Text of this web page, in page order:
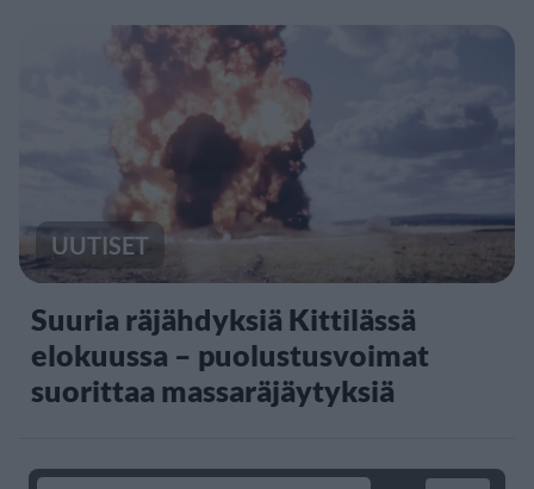
UUTISET
Suuria räjähdyksiä Kittilässä
elokuussa – puolustusvoimat
suorittaa massaräjäytyksiä